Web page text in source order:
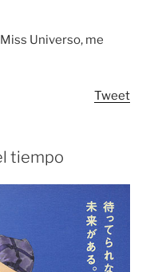
Universo, me
Tweet
tiempo